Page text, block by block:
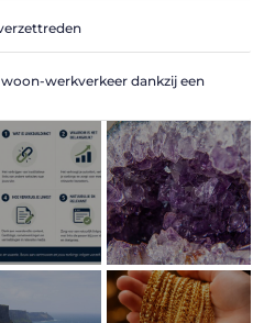
werkverkeer dankzij een